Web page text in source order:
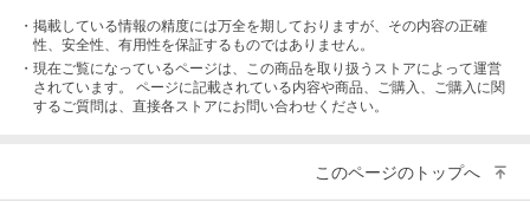
・掲載している情報の精度には万全を期しておりますが、その内容の正確
性、安全性、有用性を保証するものではありません。
・現在ご覧になっているページは、この商品を取り扱うストアによって運営
されています。 ページに記載されている内容や商品、ご購入 、ご購入に関
するご質問は、直接各ストアにお問い合わせください。
このページのトップへ